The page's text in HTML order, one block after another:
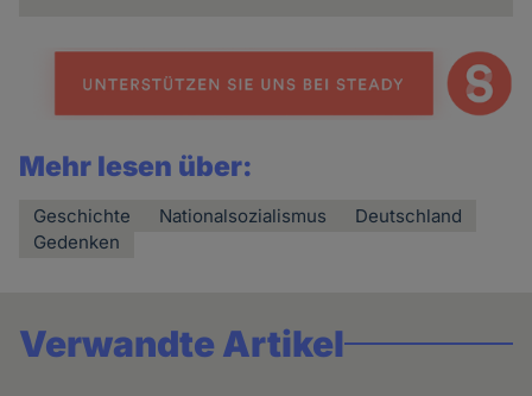
Mehr lesen über:
Geschichte Nationalsozialismus
Deutschland
Gedenken
Verwandte Artikel